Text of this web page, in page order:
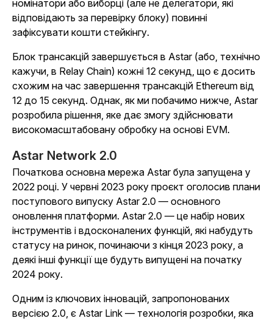
номінатори або виборці (але не делегатори, які
відповідають за перевірку блоку) повинні
зафіксувати кошти стейкінгу.
Блок трансакцій завершується в Astar (або, технічно
кажучи, в Relay Chain) кожні 12 секунд, що є досить
схожим на час завершення трансакцій Ethereum від
12 до 15 секунд. Однак, як ми побачимо нижче, Astar
розробила рішення, яке дає змогу здійснювати
високомасштабовану обробку на основі EVM.
Astar Network 2.0
Початкова основна мережа Astar була запущена у
2022 році. У червні 2023 року проєкт оголосив плани
поступового випуску Astar 2.0 — основного
оновлення платформи. Astar 2.0 — це набір нових
інструментів і вдосконалених функцій, які набудуть
статусу на ринок, починаючи з кінця 2023 року, а
деякі інші функції ще будуть випущені на початку
2024 року.
Одним із ключових інновацій, запропонованих
версією 2.0, є Astar Link — технологія розробки, яка